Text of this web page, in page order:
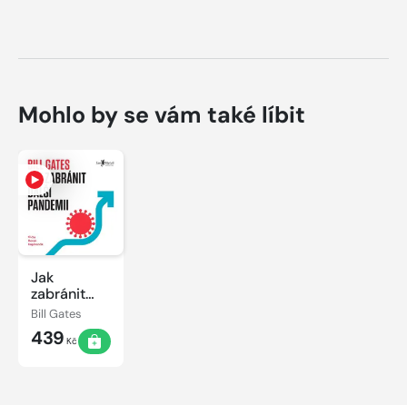
Mohlo by se vám také líbit
Jak
zabránit
další
pandemii
Bill Gates
439 Kč